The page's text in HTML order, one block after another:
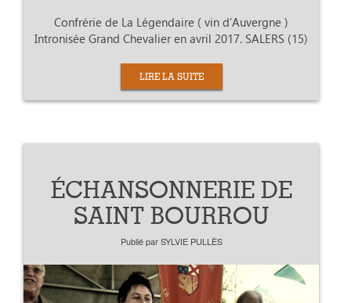
Confrérie de La Légendaire ( vin d’Auvergne )
Intronisée Grand Chevalier en avril 2017. SALERS (15)
LIRE LA SUITE
ÉCHANSONNERIE DE
SAINT BOURROU
Publié parSYLVIE PULLÈS